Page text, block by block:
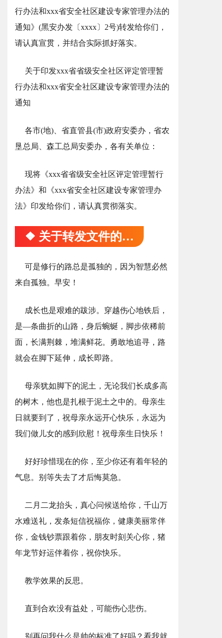
行办法和xxx省安全社区建设专家管理办法的
通知》(黑安办发〔xxxx〕2号)转发给你们，
请认真宣贯，并结合实际抓好落实。
关于印发xxx省省级安全社区评定管理暂
行办法和xxx省安全社区建设专家管理办法的
通知
各市(地)、省直管县(市)政府安委办，省农
垦总局、森工总局安委办，各有关单位：
现将《xxx省省级安全社区评定管理暂行
办法》和《xxx省安全社区建设专家管理办
法》印发给你们，请认真贯彻落实。
❖ 关于转发文件的通知
可是修行的路总是孤独的，因为智慧必然
来自孤独。早安！
成长也是艰难的跋涉。穿越伤心地铁后，
是―条曲折的山路，身后蜿蜒，脚步依稀前
面，长满荆棘，堆满鲜花。勇敢地追寻，路
就会在脚下延伸，成长即路。
母亲犹如脚下的泥土，无论我们长成多高
的树木，他也是扎根于泥土之中的。母亲生
日就要到了，祝母亲永远开心快乐，永远为
我们做儿女的感到欣慰！祝母亲生日快乐！
好好珍惜现在的你，至少你还有着年轻的
气息。别等失去了才后悔莫急。
二月二龙抬头，真心问候送给你，千山万
水难送礼，发条短信祝福你，健康美丽常伴
你，金钱钞票跟着你，朋友时刻关心你，猪
年龙节好运伴着你，祝你快乐。
教学效果的反思。
直到合欢没有益处，可能伤心悲伤。
别再问我什么是帅的标准了好吗？看我就